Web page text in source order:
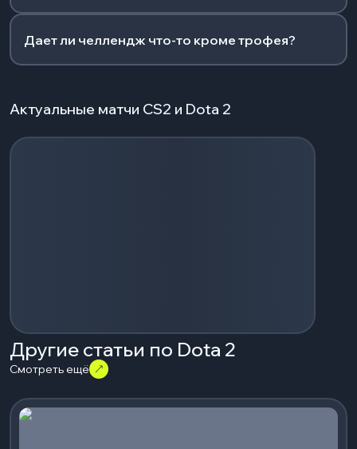
Дает ли челлендж что-то кроме трофея?
Актуальные матчи CS2 и Dota 2
Загрузка событий...
Другие статьи по Dota 2
Смотреть ещё